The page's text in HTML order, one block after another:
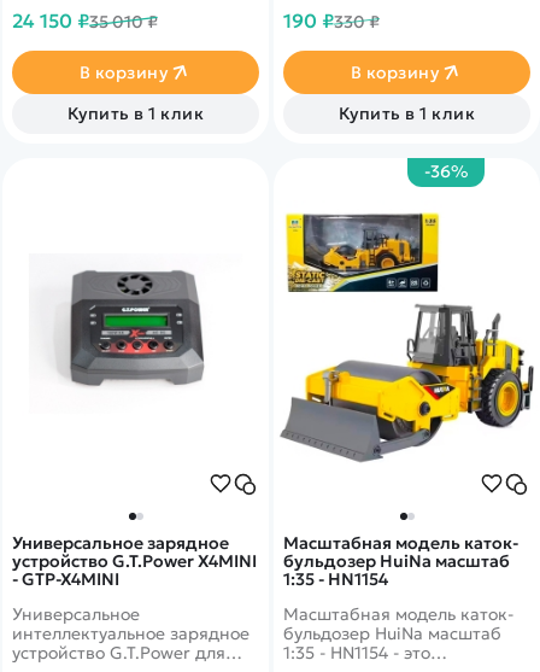
колличество зубьев - 13
190 ₽330 ₽
В корзину
Купить в 1 клик
попадания воды и песка.
Подходит для эксплуатации
в сложных условиях. Кузов
зелёного цвета.
24 150 ₽35 010 ₽
В корзину
Купить в 1 клик
Универсальное зарядное
устройство G.T.Power X4MINI
- GTP-X4MINI
Универсальное
интеллектуальное зарядное
устройство G.T.Power для
-36%
Масштабная модель каток-
бульдозер HuiNa масштаб
1:35 - HN1154
Масштабная модель каток-
бульдозер HuiNa масштаб
1:35 - HN1154 - это